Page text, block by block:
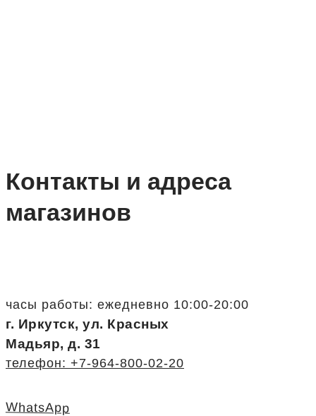
Контакты и адреса
магазинов
часы работы: ежедневно 10:00-20:00
г. Иркутск, ул. Красных
Мадьяр, д. 31
телефон: +7-964-800-02-20
WhatsApp